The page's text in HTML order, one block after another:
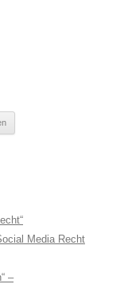
Media Recht
–